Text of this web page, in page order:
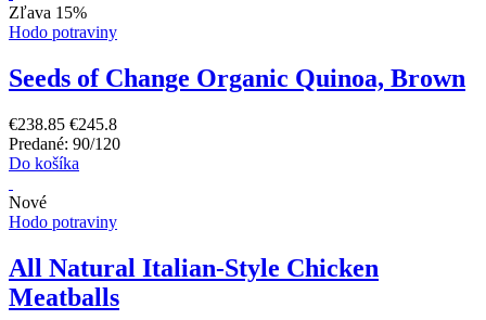
Zľava 15%
Hodo potraviny
Seeds of Change Organic Quinoa, Brown
€238.85 €245.8
Predané: 90/120
Do košíka
Nové
Hodo potraviny
All Natural Italian-Style Chicken
Meatballs